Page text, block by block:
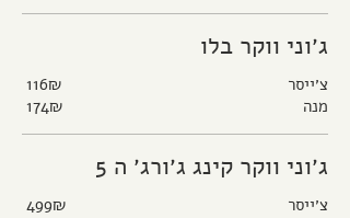
ג׳וני ווקר בלו
צ׳ייסר
‏116 ‏₪
מנה
‏174 ‏₪
ג׳וני ווקר קינג ג׳ורג׳ ה 5
צ׳ייסר
‏499 ‏₪